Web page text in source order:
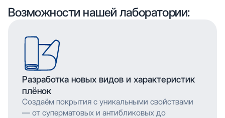
долговечность изображения.
мельчайшими деталями. Многослойное нанесение
обеспечивает насыщенность цвета и
Возможности нашей лаборатории:
Разработка новых видов и характеристик
плёнок
Создаём покрытия с уникальными свойствами
— от суперматовых и антибликовых до